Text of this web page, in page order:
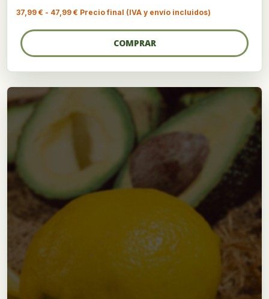
37,99€ - 47,99€ Rango
47,99 €
Precio final (IVA y envío incluidos)
COMPRAR